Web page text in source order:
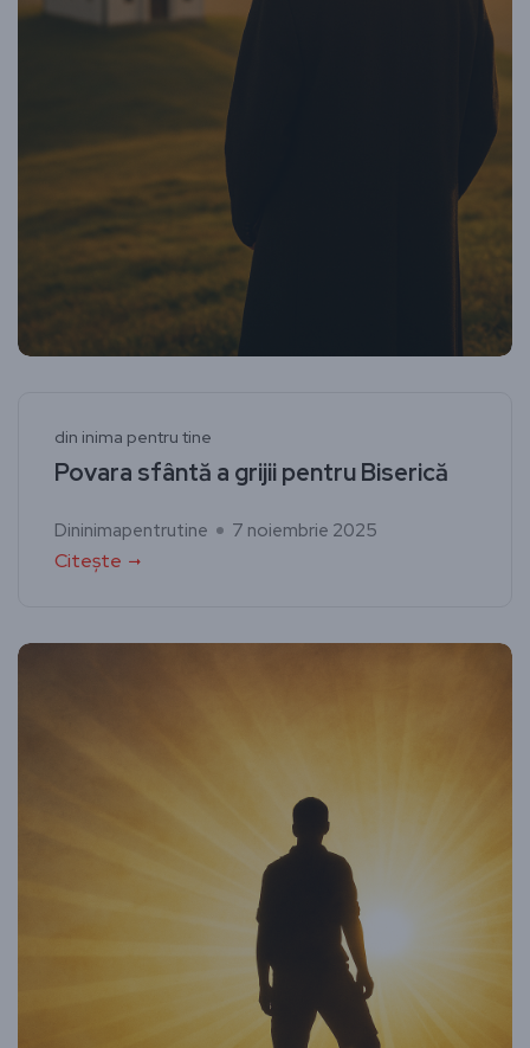
din inima pentru tine
Povara sfântă a grijii pentru Biserică
Dininimapentrutine 7 noiembrie 2025
Citește